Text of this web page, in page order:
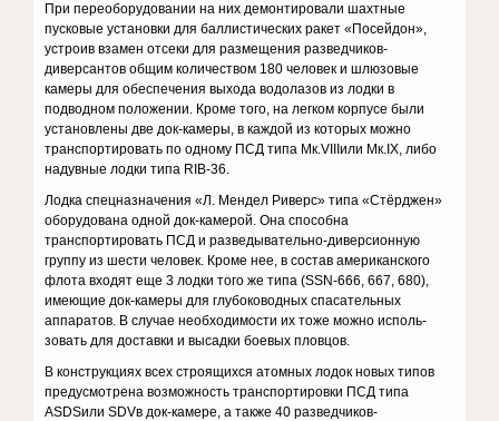
При переоборудовании на них демонтировали шахтные
пусковые установки для баллистических ракет «Посейдон»,
устроив взамен отсеки для размещения разведчиков-
диверсантов общим количеством 180 человек и шлюзовые
камеры для обеспечения выхода водолазов из лодки в
подводном положении. Кроме того, на легком корпусе были
установлены две док-камеры, в каждой из которых можно
транс­портировать по одному ПСД типа Мк.VIIIили Мк.IХ, либо
надувные лодки типа RIВ-36.
Лодка спецназначения «Л. Мендел Риверс» типа «Стёрджен»
обо­рудована одной док-камерой. Она способна
транспортировать ПСД и разведывательно-диверсионную
группу из шести человек. Кроме нее, в состав американского
флота входят еще 3 лодки того же типа (SSN-666, 667, 680),
имеющие док-камеры для глубоководных спаса­тельных
аппаратов. В случае необходимости их тоже можно исполь­
зовать для доставки и высадки боевых пловцов.
В конструкциях всех строящихся атомных лодок новых типов
пре­дусмотрена возможность транспортировки ПСД типа
АSDSили SDVв док-камере, а также 40 разведчиков-